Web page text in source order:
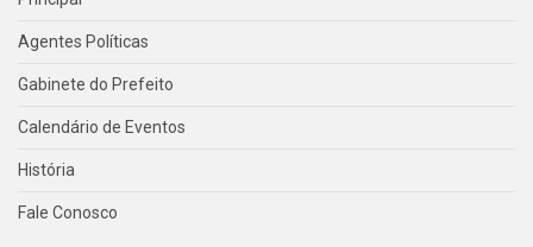
Agentes Políticas
Gabinete do Prefeito
Calendário de Eventos
História
Fale Conosco